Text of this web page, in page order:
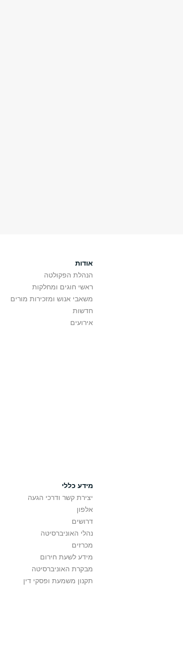
אודות
הנהלת הפקולטה
ראשי חוגים ומחלקות
משאבי אנוש ומזכירות מורים
חדשות
אירועים
מידע כללי
יצירת קשר ודרכי הגעה
אלפון
דרושים
נהלי האוניברסיטה
מכרזים
מידע לשעת חירום
מבקרת האוניברסיטה
תקנון משמעת ופסקי דין